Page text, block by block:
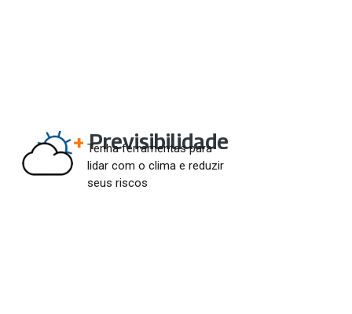
+ Previsibilidade
Tenha ferramentas para
lidar com o clima e reduzir
seus riscos